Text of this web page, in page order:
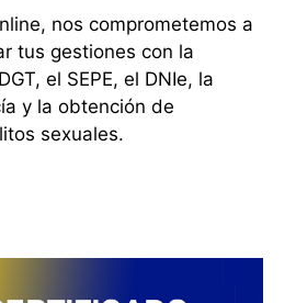
nos comprometemos a
tus gestiones con la
el SEPE, el DNIe, la
y la obtención de
sexuales.